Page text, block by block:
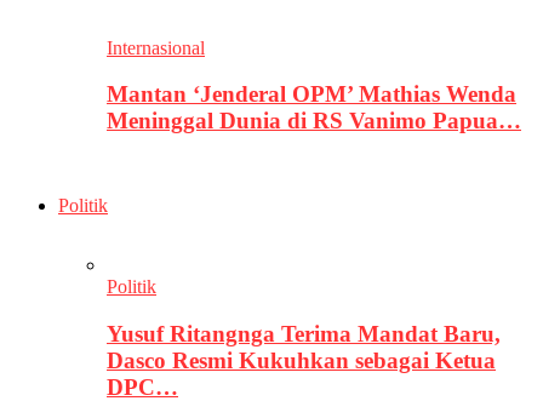
Internasional
Mantan ‘Jenderal OPM’ Mathias Wenda
Meninggal Dunia di RS Vanimo Papua…
Politik
Politik
Yusuf Ritangnga Terima Mandat Baru,
Dasco Resmi Kukuhkan sebagai Ketua
DPC…